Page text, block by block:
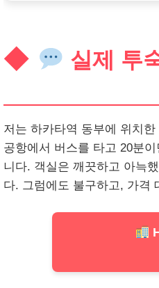
실제 투
저는 하카타역 동부에 위치
공항에서 버스를 타고 20분
니다. 객실은 깨끗하고 아늑
다. 그럼에도 불구하고, 가격